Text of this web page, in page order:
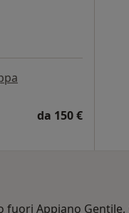
da 150 €
Appiano Gentile,